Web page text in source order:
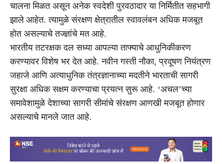
चालना मिळत असून अनेक स्वदेशी पुरवठादार या निर्मितीत सहभागी
झाले आहेत. त्यामुळे संरक्षण क्षेत्रातील स्वावलंबन अधिक मजबूत
होत असल्याचे तज्ज्ञांचे मत आहे.
भारतीय तटरक्षक दल सध्या आपल्या ताफ्याचे आधुनिकीकरण
करण्यावर विशेष भर देत आहे. नवीन गस्ती नौका, प्रदूषण नियंत्रण
जहाजे आणि अत्याधुनिक तंत्रज्ञानाच्या मदतीने भारताची सागरी
सुरक्षा अधिक सक्षम करण्याचा प्रयत्न सुरू आहे. ‘अचल’च्या
समावेशामुळे देशाच्या सागरी सीमांचे संरक्षण आणखी मजबूत होणार
असल्याचे मानले जात आहे.